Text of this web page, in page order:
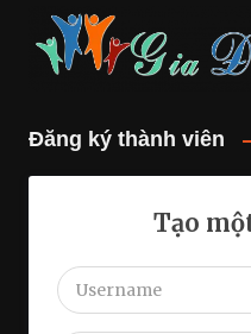
Đăng ký thành viên
Tạo